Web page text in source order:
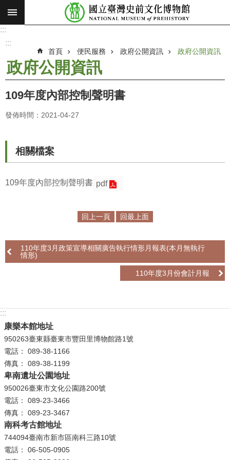
跳到主要內容區塊
搜
願
使
命
消
學
習
認
我
們
便
民
服
務
性
別
平
:::
:::
首頁 便民服務 政府公開資訊 政府公開資訊
政府公開資訊
109年度內部控制聲明書
發佈時間：2021-04-27
相關檔案
109年度內部控制聲明書 pdf
回上一頁 回最上面
110年度3月政策宣導相關廣告執行情形月報表(本月無執行
情形)
110年度3月份會計月報
:::
康樂本館地址
950263臺東縣臺東市豐田里博物館路1號
電話： 089-38-1166
傳真： 089-38-1199
卑南遺址公園地址
950026臺東市文化公園路200號
電話： 089-23-3466
傳真： 089-23-3467
南科考古館地址
744094臺南市新市區南科三路10號
電話： 06-505-0905